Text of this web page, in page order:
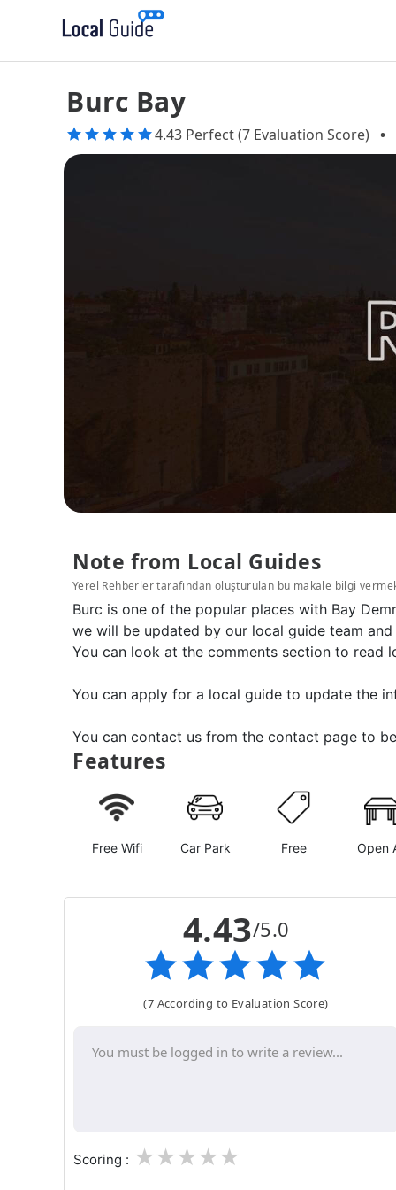
Burc Bay
4.43 Perfect (7 Evaluation Score) •
Note from Local Guides
Yerel Rehberler tarafından oluşturulan bu makale bilgi
Burc is one of the popular places with Bay
we will be updated by our local guide team
You can look at the comments section to read
You can apply for a local guide to update the
You can contact us from the contact page to
Features
Free Wifi Car Park Free Open
4.43/5.0
(7 According to Evaluation Score)
Scoring : 3
2
1